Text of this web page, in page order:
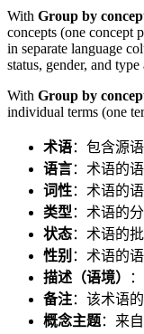
With Group by
concepts (one concept
in separate language
status, gender, and type
With Group by
individual terms (one
术语：包含源
语言：术语的
词性：术语的
类型 ：术语的
状态：术语的
性别 ：术语的
描述（语境）
备注：该术语
概念主题：来